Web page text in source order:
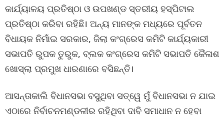
କାର୍ଯ୍ୟାଳୟ ପ୍ରତିଷ୍ଠା ଓ ଉପଖଣ୍ଡ ସ୍ତରୀୟ ହସ୍ପିଟାଲ
ପ୍ରତିଷ୍ଠା କରିବା ରହିଛି। ଅନ୍ୟ ମାନଙ୍କ ମଧ୍ୟରେ ପୂର୍ବତନ
ବିଧାୟକ ନିମାଁଇ ସରକାର, ଜିଲା କଂଗ୍ରେସ କମିଟି କାର୍ଯ୍ୟକାରୀ
ସଭାପତି ରୁପକ ତୁରୁକ, ବ୍ଲକ କଂଗ୍ରେସ କମିଟି ସଭାପତି କୈଳାଶ
ଖୋସ୍ଲା ପ୍ରମୁଖ ଧାରଣାରେ ବସିଛନ୍ତି।
ଆସନ୍ତାକାଲି ବିଧାନସଭା ବସୁଥିବା ସତ୍ୱେ ମୁଁ ବିଧାନସଭା ନ ଯାଇ
ଏଠାରେ ନିର୍ବାଚନମଣ୍ଡଳୀର ରହିଥିବା ଦାବି ସମାଧାନ ନ ହେବା